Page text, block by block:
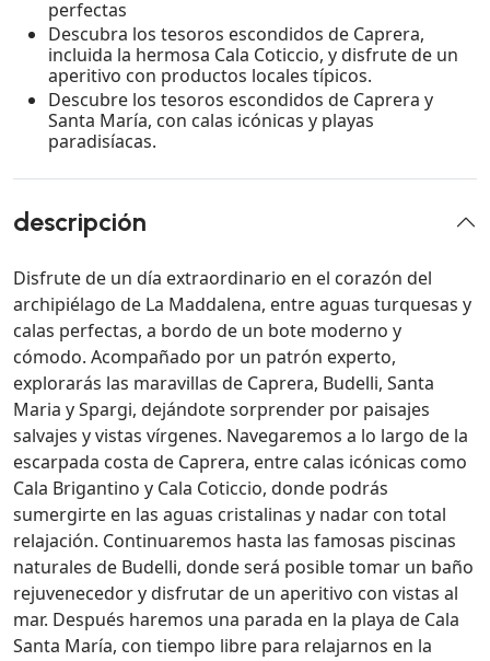
perfectas
Descubra los tesoros escondidos de Caprera,
incluida la hermosa Cala Coticcio, y disfrute de un
aperitivo con productos locales típicos.
Descubre los tesoros escondidos de Caprera y
Santa María, con calas icónicas y playas
paradisíacas.
descripción
Disfrute de un día extraordinario en el corazón del
archipiélago de La Maddalena, entre aguas turquesas y
calas perfectas, a bordo de un bote moderno y
cómodo. Acompañado por un patrón experto,
explorarás las maravillas de Caprera, Budelli, Santa
Maria y Spargi, dejándote sorprender por paisajes
salvajes y vistas vírgenes. Navegaremos a lo largo de la
escarpada costa de Caprera, entre calas icónicas como
Cala Brigantino y Cala Coticcio, donde podrás
sumergirte en las aguas cristalinas y nadar con total
relajación. Continuaremos hasta las famosas piscinas
naturales de Budelli, donde será posible tomar un baño
rejuvenecedor y disfrutar de un aperitivo con vistas al
mar. Después haremos una parada en la playa de Cala
Santa María, con tiempo libre para relajarnos en la